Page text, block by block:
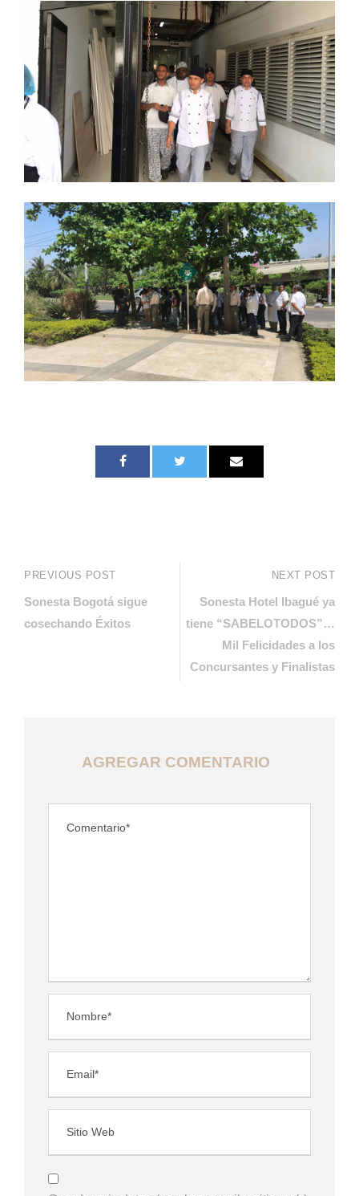
PREVIOUS POST
Sonesta Bogotá sigue
cosechando Éxitos
NEXT POST
Sonesta Hotel Ibagué ya
tiene “SABELOTODOS”…
Mil Felicidades a los
Concursantes y Finalistas
AGREGAR COMENTARIO